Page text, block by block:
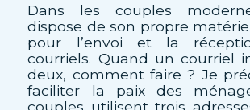
Dans les couples
dispose de son propre
pour l’envoi et la
courriels. Quand un courriel
deux, comment faire ? Je
faciliter la paix des
couples utilisent trois